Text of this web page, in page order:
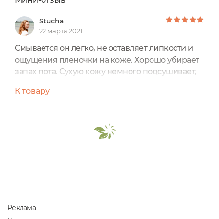
Stucha
22 марта 2021
Смывается он легко, не оставляет липкости и
ощущения пленочки на коже. Хорошо убирает
запах пота. Сухую кожу немного подсушивает,
мужу жирную очищал как ему нравится 👍 ,
на месяц использования.
К товару
Реклама